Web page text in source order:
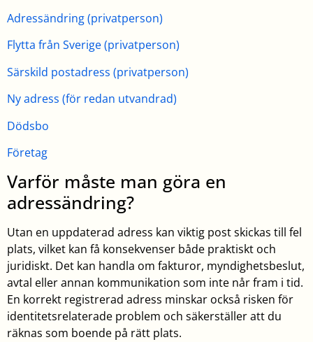
Adressändring (privatperson)
Flytta från Sverige (privatperson)
Särskild postadress (privatperson)
Ny adress (för redan utvandrad)
Dödsbo
Företag
Varför måste man göra en
adressändring?
Utan en uppdaterad adress kan viktig post skickas till fel
plats, vilket kan få konsekvenser både praktiskt och
juridiskt. Det kan handla om fakturor, myndighetsbeslut,
avtal eller annan kommunikation som inte når fram i tid.
En korrekt registrerad adress minskar också risken för
identitetsrelaterade problem och säkerställer att du
räknas som boende på rätt plats.